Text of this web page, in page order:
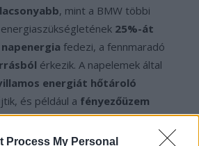
Process My Personal
, mint a BMW többi
25%-át
fedezi, a fennmaradó
érkezik. A napelemek által
energiát hőtároló
és például a fényezőüzem
használják.